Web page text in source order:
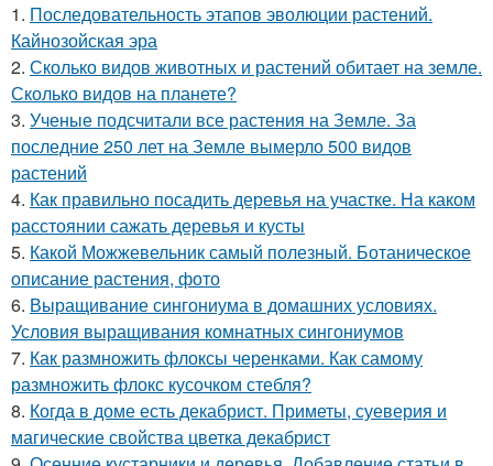
1. Последовательность этапов эволюции растений.
Кайнозойская эра
2. Сколько видов животных и растений обитает на земле.
Сколько видов на планете?
3. Ученые подсчитали все растения на Земле. За
последние 250 лет на Земле вымерло 500 видов
растений
4. Как правильно посадить деревья на участке. На каком
расстоянии сажать деревья и кусты
5. Какой Можжевельник самый полезный. Ботаническое
описание растения, фото
6. Выращивание сингониума в домашних условиях.
Условия выращивания комнатных сингониумов
7. Как размножить флоксы черенками. Как самому
размножить флокс кусочком стебля?
8. Когда в доме есть декабрист. Приметы, суеверия и
магические свойства цветка декабрист